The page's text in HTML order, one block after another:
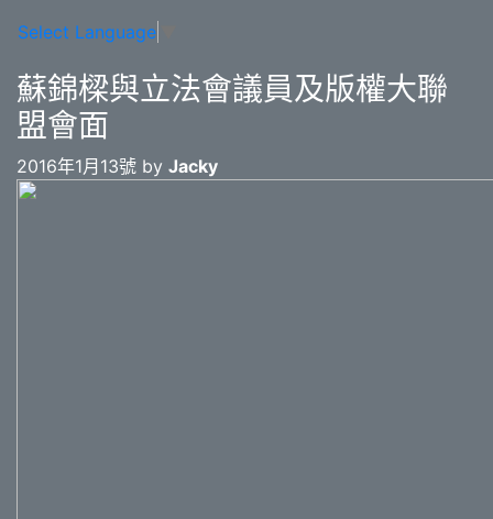
Select Language
蘇錦樑與立法會議員及版權大聯
盟會面
2016年1月13號 by Jacky